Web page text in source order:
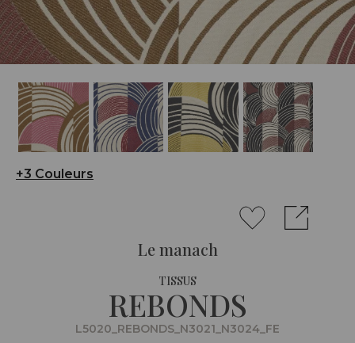
+3 Couleurs
Le manach
TISSUS
REBONDS
L5020_REBONDS_N3021_N3024_FE